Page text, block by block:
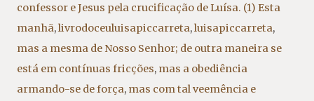
confessor e Jesus pela crucificação de Luísa. (1) Esta
manhã,livrodoceuluisapiccarreta,luisapiccarreta,
mas a mesma de Nosso Senhor; de outra maneira se
está em contínuas fricções, mas a obediência
armando-se de força, mas com tal veemência e